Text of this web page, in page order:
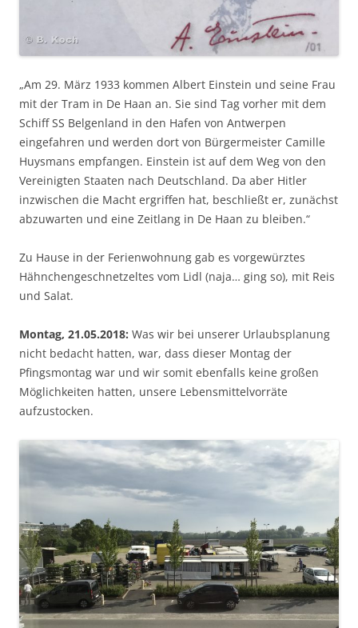
„Am 29. März 1933 kommen Albert Einstein und seine Frau
mit der Tram in De Haan an. Sie sind Tag vorher mit dem
Schiff SS Belgenland in den Hafen von Antwerpen
eingefahren und werden dort von Bürgermeister Camille
Huysmans empfangen. Einstein ist auf dem Weg von den
Vereinigten Staaten nach Deutschland. Da aber Hitler
inzwischen die Macht ergriffen hat, beschließt er, zunächst
abzuwarten und eine Zeitlang in De Haan zu bleiben.“
Zu Hause in der Ferienwohnung gab es vorgewürztes
Hähnchengeschnetzeltes vom Lidl (naja… ging so), mit Reis
und Salat.
Montag, 21.05.2018: Was wir bei unserer Urlaubsplanung
nicht bedacht hatten, war, dass dieser Montag der
Pfingsmontag war und wir somit ebenfalls keine großen
Möglichkeiten hatten, unsere Lebensmittelvorräte
aufzustocken.